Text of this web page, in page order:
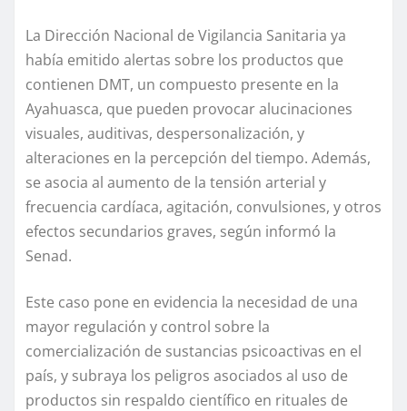
La Dirección Nacional de Vigilancia Sanitaria ya
había emitido alertas sobre los productos que
contienen DMT, un compuesto presente en la
Ayahuasca, que pueden provocar alucinaciones
visuales, auditivas, despersonalización, y
alteraciones en la percepción del tiempo. Además,
se asocia al aumento de la tensión arterial y
frecuencia cardíaca, agitación, convulsiones, y otros
efectos secundarios graves, según informó la
Senad.
Este caso pone en evidencia la necesidad de una
mayor regulación y control sobre la
comercialización de sustancias psicoactivas en el
país, y subraya los peligros asociados al uso de
productos sin respaldo científico en rituales de